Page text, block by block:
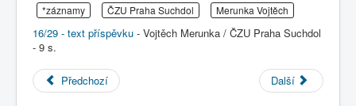
PRŮVODCE EXPOZICÍ
Současnost SW a IT
Historické počítače
*záznamy ČZU Praha Suchdol Merunka Vojtěch
16/29 - text příspěvku - Vojtěch Merunka / ČZU Praha Suchdol
- 9 s.
Předchozí Další